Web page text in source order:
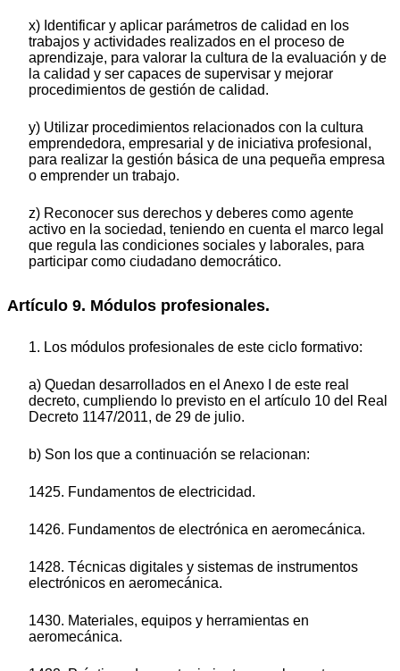
x) Identificar y aplicar parámetros de calidad en los
trabajos y actividades realizados en el proceso de
aprendizaje, para valorar la cultura de la evaluación y de
la calidad y ser capaces de supervisar y mejorar
procedimientos de gestión de calidad.
y) Utilizar procedimientos relacionados con la cultura
emprendedora, empresarial y de iniciativa profesional,
para realizar la gestión básica de una pequeña empresa
o emprender un trabajo.
z) Reconocer sus derechos y deberes como agente
activo en la sociedad, teniendo en cuenta el marco legal
que regula las condiciones sociales y laborales, para
participar como ciudadano democrático.
Artículo 9. Módulos profesionales.
1. Los módulos profesionales de este ciclo formativo:
a) Quedan desarrollados en el Anexo I de este real
decreto, cumpliendo lo previsto en el artículo 10 del Real
Decreto 1147/2011, de 29 de julio.
b) Son los que a continuación se relacionan:
1425. Fundamentos de electricidad.
1426. Fundamentos de electrónica en aeromecánica.
1428. Técnicas digitales y sistemas de instrumentos
electrónicos en aeromecánica.
1430. Materiales, equipos y herramientas en
aeromecánica.